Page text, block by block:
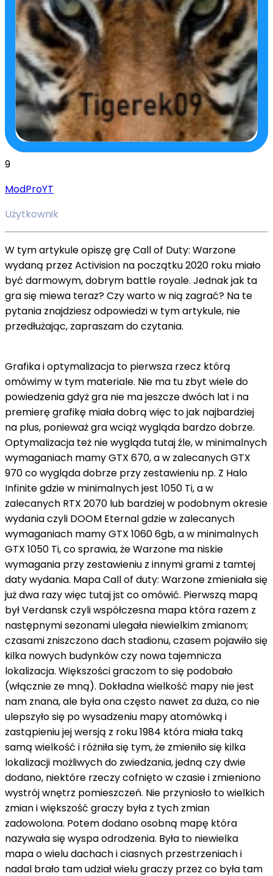
9
ModProYT
Użytkownik
W tym artykule opiszę grę Call of Duty: Warzone
wydaną przez Activision na początku 2020 roku miało
być darmowym, dobrym battle royale. Jednak jak ta
gra się miewa teraz? Czy warto w nią zagrać? Na te
pytania znajdziesz odpowiedzi w tym artykule, nie
przedłużając, zapraszam do czytania.
Grafika i optymalizacja to pierwsza rzecz którą
omówimy w tym materiale. Nie ma tu zbyt wiele do
powiedzenia gdyż gra nie ma jeszcze dwóch lat i na
premierę grafikę miała dobrą więc to jak najbardziej
na plus, ponieważ gra wciąż wygląda bardzo dobrze.
Optymalizacja też nie wygląda tutaj źle, w minimalnych
wymaganiach mamy GTX 670, a w zalecanych GTX
970 co wygląda dobrze przy zestawieniu np. Z Halo
Infinite gdzie w minimalnych jest 1050 Ti, a w
zalecanych RTX 2070 lub bardziej w podobnym okresie
wydania czyli DOOM Eternal gdzie w zalecanych
wymaganiach mamy GTX 1060 6gb, a w minimalnych
GTX 1050 Ti, co sprawia, że Warzone ma niskie
wymagania przy zestawieniu z innymi grami z tamtej
daty wydania. Mapa Call of duty: Warzone zmieniała się
już dwa razy więc tutaj jst co omówić. Pierwszą mapą
był Verdansk czyli współczesna mapa która razem z
następnymi sezonami ulegała niewielkim zmianom;
czasami zniszczono dach stadionu, czasem pojawiło się
kilka nowych budynków czy nowa tajemnicza
lokalizacja. Większości graczom to się podobało
(włącznie ze mną). Dokładna wielkość mapy nie jest
nam znana, ale była ona często nawet za duża, co nie
ulepszyło się po wysadzeniu mapy atomówką i
zastąpieniu jej wersją z roku 1984 która miała taką
samą wielkość i różniła się tym, że zmieniło się kilka
lokalizacji możliwych do zwiedzania, jedną czy dwie
dodano, niektóre rzeczy cofnięto w czasie i zmieniono
wystrój wnętrz pomieszczeń. Nie przyniosło to wielkich
zmian i większość graczy była z tych zmian
zadowolona. Potem dodano osobną mapę która
nazywała się wyspa odrodzenia. Była to niewielka
mapa o wielu dachach i ciasnych przestrzeniach i
nadal brało tam udział wielu graczy przez co była tam